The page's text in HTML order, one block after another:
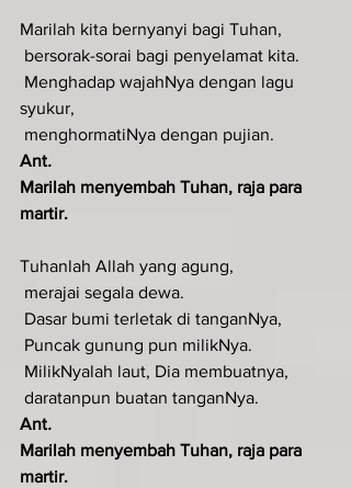
Marilah kita bernyanyi bagi Tuhan,
bersorak-sorai bagi penyelamat kita.
syukur,
menghormatiNya dengan pujian.
Ant.
Marilah menyembah Tuhan, raja para
martir.
Tuhanlah Allah yang agung,
merajai segala dewa.
Dasar bumi terletak di tanganNya,
Puncak gunung pun milikNya.
MilikNyalah laut, Dia membuatnya,
daratanpun buatan tanganNya.
Ant.
Marilah menyembah Tuhan, raja para
martir.